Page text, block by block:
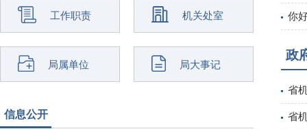
工作职责 机关处室
局属单位 局大事记
信息公开
你
政
省
省